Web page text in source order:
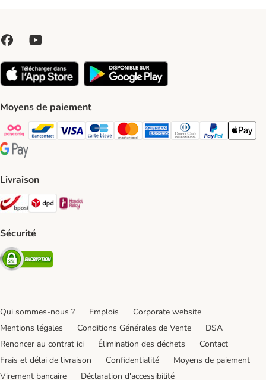
Moyens de paiement
Payconiq Payment Method
bancontact Payment Method
Visa Payment Method
carte bleue Payment Method
Master card Payment Method
American express Payment
Diners club Payment
Paypal Payment
Apple
Google Pay Payment Method
Livraison
Bpost Shipping Method
DPD Shipping Method
Sécurité
Security
Qui sommes-nous ? Emplois
Corporate website
Mentions légales
Conditions Générales de Vente
DSA
Renoncer au contrat ici
Élimination des déchets
Contact
Frais et délai de livraison
Confidentialité
Moyens de paiement
Virement bancaire
Déclaration d'accessibilité